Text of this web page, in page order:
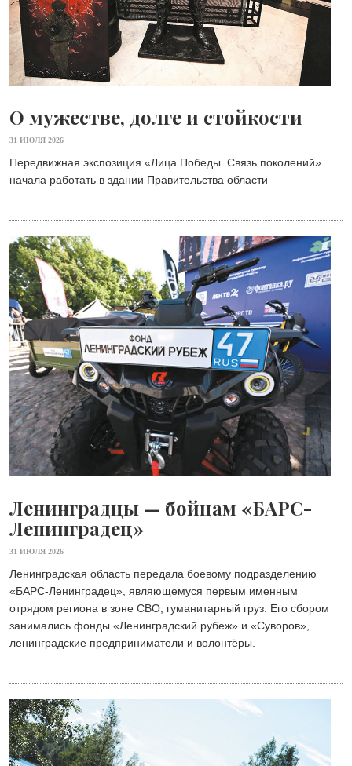
О мужестве, долге и стойкости
31 ИЮЛЯ 2026
Передвижная экспозиция «Лица Победы. Связь поколений»
начала работать в здании Правительства области
Ленинградцы — бойцам «БАРС-
Ленинградец»
31 ИЮЛЯ 2026
Ленинградская область передала боевому подразделению
«БАРС-Ленинградец», являющемуся первым именным
отрядом региона в зоне СВО, гуманитарный груз. Его сбором
занимались фонды «Ленинградский рубеж» и «Суворов»,
ленинградские предприниматели и волонтёры.